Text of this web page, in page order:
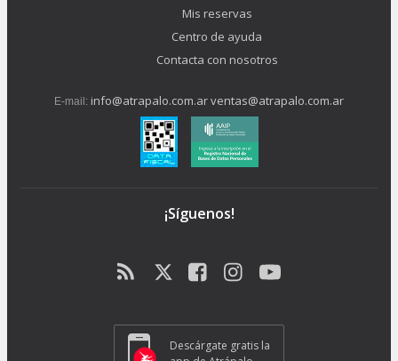
Mis reservas
Centro de ayuda
Contacta con nosotros
E-mail: info@atrapalo.com.arventas@atrapalo.com.ar
¡Síguenos!
Descárgate gratis la